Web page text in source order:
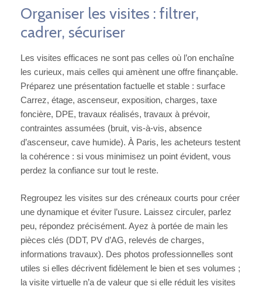
Organiser les visites : filtrer,
cadrer, sécuriser
Les visites efficaces ne sont pas celles où l’on enchaîne
les curieux, mais celles qui amènent une offre finançable.
Préparez une présentation factuelle et stable : surface
Carrez, étage, ascenseur, exposition, charges, taxe
foncière, DPE, travaux réalisés, travaux à prévoir,
contraintes assumées (bruit, vis-à-vis, absence
d’ascenseur, cave humide). À Paris, les acheteurs testent
la cohérence : si vous minimisez un point évident, vous
perdez la confiance sur tout le reste.
Regroupez les visites sur des créneaux courts pour créer
une dynamique et éviter l’usure. Laissez circuler, parlez
peu, répondez précisément. Ayez à portée de main les
pièces clés (DDT, PV d’AG, relevés de charges,
informations travaux). Des photos professionnelles sont
utiles si elles décrivent fidèlement le bien et ses volumes ;
la visite virtuelle n’a de valeur que si elle réduit les visites